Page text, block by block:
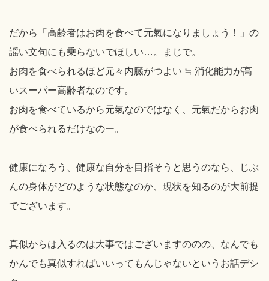
だから「高齢者はお肉を食べて元氣になりましょう！」の
謡い文句にも乗らないでほしい…。まじで。
お肉を食べられるほど元々内臓がつよい ≒ 消化能力が高
いスーパー高齢者なのです。
お肉を食べているから元氣なのではなく、元氣だからお肉
が食べられるだけなのー。
健康になろう、健康な自分を目指そうと思うのなら、じぶ
んの身体がどのような状態なのか、現状を知るのが大前提
でございます。
真似からは入るのは大事ではございますののの、なんでも
かんでも真似すればいいってもんじゃないというお話デシ